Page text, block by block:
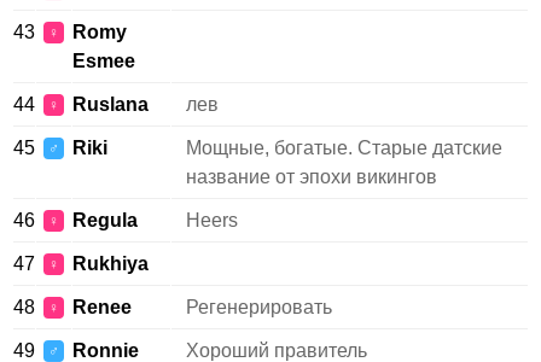
43 ♀
Romy
Esmee
44 ♀ Ruslana лев
45 ♂ Riki
Мощные, богатые. Старые датские
название от эпохи викингов
46 ♀ Regula Heers
47 ♀ Rukhiya
48 ♀ Renee Регенерировать
49 ♂ Ronnie Хороший правитель